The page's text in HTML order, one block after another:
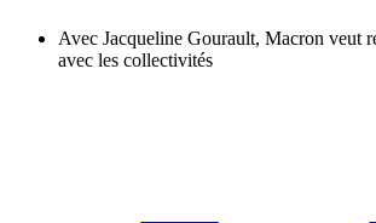
Avec Jacqueline Gourault, Macron veut
avec les collectivités